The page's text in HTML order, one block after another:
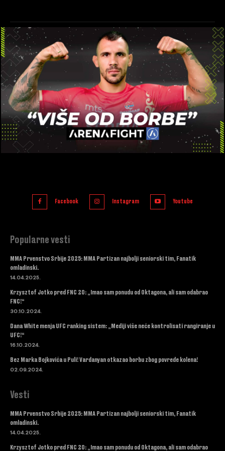
Facebook Instagram Youtube
Popularne vesti
MMA Prvenstvo Srbije 2025: MMA Partizan najbolji seniorski tim, Fanatik
omladinski.
14.04.2025.
Krzysztof Jotko pred FNC 20: „Imao sam ponudu od Oktagona, ali sam odabrao
FNC!“
30.10.2024.
Dana White menja UFC ranking sistem: „Mediji više neće kontrolisati rangiranje u
UFC!“
16.10.2024.
Bez Marka Bojkovića u Puli! Vardanyan otkazao borbu zbog povrede kolena!
02.09.2024.
Vesti
MMA Prvenstvo Srbije 2025: MMA Partizan najbolji seniorski tim, Fanatik
omladinski.
14.04.2025.
Krzysztof Jotko pred FNC 20: „Imao sam ponudu od Oktagona, ali sam odabrao